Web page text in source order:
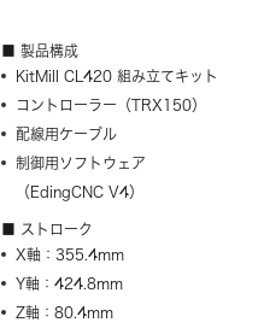
■ 製品構成
KitMill CL420 組み立てキット
コントローラー（TRX150）
配線用ケーブル
制御用ソフトウェア
（EdingCNC V4）
■ ストローク
X軸：355.4mm
Y軸：424.8mm
Z軸：80.4mm